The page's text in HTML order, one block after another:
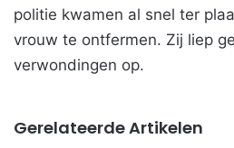
politie kwamen al snel ter
vrouw te ontfermen. Zij liep
verwondingen op.
Gerelateerde Artikelen